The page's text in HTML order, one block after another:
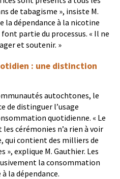
de tabagisme », insiste M.
la dépendance à la nicotine
partie du processus. « Il ne
et soutenir. »
: une distinction
autochtones, le
de distinguer l’usage
quotidienne. « Le
cérémonies n’a rien à voir
qui contient des milliers de
», explique M. Gauthier. Les
la consommation
la dépendance.